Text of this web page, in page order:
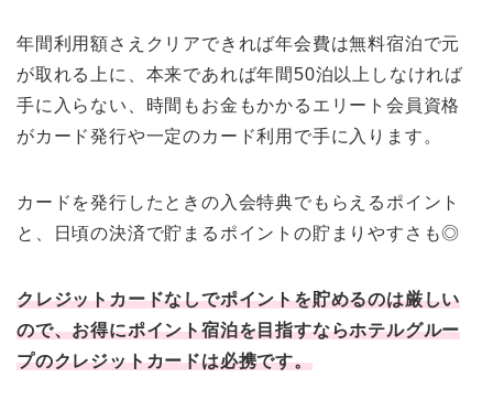
年間利用額さえクリアできれば年会費は無料宿泊で元
が取れる上に、本来であれば年間50泊以上しなければ
手に入らない、時間もお金もかかるエリート会員資格
がカード発行や一定のカード利用で手に入ります。
カードを発行したときの入会特典でもらえるポイント
と、日頃の決済で貯まるポイントの貯まりやすさも◎
クレジットカードなしでポイントを貯めるのは厳しい
ので、お得にポイント宿泊を目指すならホテルグルー
プのクレジットカードは必携です。